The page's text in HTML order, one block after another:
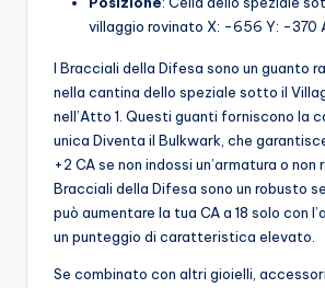
villaggio rovinato X: -656 Y: -370
I Bracciali della Difesa sono un guanto
nella cantina dello speziale sotto il
nell’Atto 1. Questi guanti forniscono la
unica Diventa il Bulkwark, che
+2 CA se non indossi un’armatura o non
Bracciali della Difesa sono un robusto
può aumentare la tua CA a 18 solo con
un punteggio di caratteristica elevato.
Se combinato con altri gioielli,